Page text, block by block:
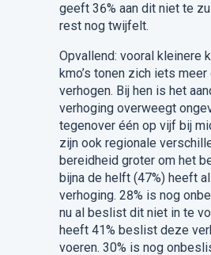
geeft 36% aan dit niet te
rest nog twijfelt.
Opvallend: vooral kleinere
kmo’s tonen zich iets
verhogen. Bij hen is het
verhoging overweegt
tegenover één op vijf bij
zijn ook regionale
bereidheid groter om het
bijna de helft (47%) heeft
verhoging. 28% is nog
nu al beslist dit niet in te
heeft 41% beslist deze
voeren. 30% is nog